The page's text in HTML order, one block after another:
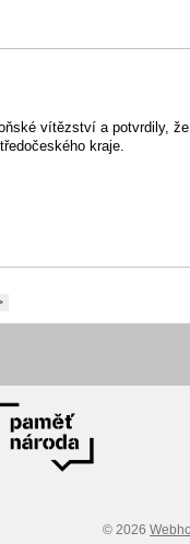
vítězství a potvrdily,
kraje.
© 2026